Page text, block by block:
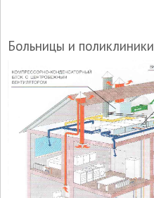
Больницы и поликлиники